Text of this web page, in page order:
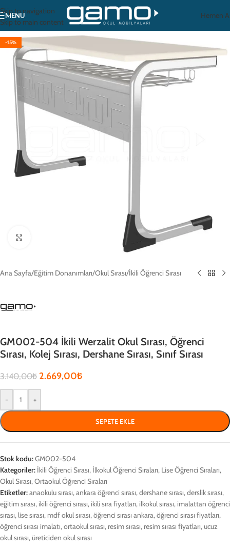
Skip to navigation
Skip to main content
MENU Hemen
-15%
Ana Sayfa/Eğitim Donanımları/Okul Sırası/İkili Öğrenci Sırası
GM002-504 İkili Werzalit Okul Sırası, Öğrenci
Sırası, Kolej Sırası, Dershane Sırası, Sınıf Sırası
3.140,00₺ 2.669,00₺
- +
SEPETE EKLE
Stok kodu:GM002-504
Kategoriler: İkili Öğrenci Sırası, İlkokul Öğrenci Sıraları, Lise Öğrenci Sıraları,
Okul Sırası,Ortaokul Öğrenci Sıraları
Etiketler:anaokulu sırası,ankara öğrenci sırası,dershane sırası,derslik sırası,
eğitim sırası, ikili öğrenci sırası, ikili sıra fiyatları, ilkokul sırası, imalattan öğrenci
sırası, lise sırası, mdf okul sırası,öğrenci sırası ankara,öğrenci sırası fiyatları,
öğrenci sırası imalatı,ortaokul sırası, resim sırası, resim sırası fiyatları,ucuz
okul sırası,üreticiden okul sırası